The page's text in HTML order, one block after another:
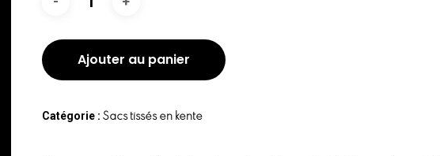
Ajouter au panier
Catégorie : Sacs tissés en kente